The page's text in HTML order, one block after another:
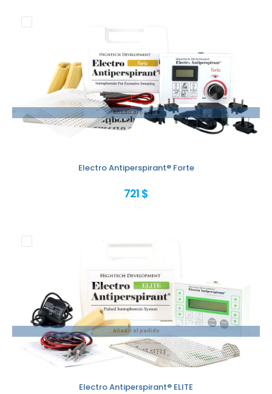
Añadir al pedido
Electro Antiperspirant® Forte
721 $
Añadir al pedido
Electro Antiperspirant® ELITE